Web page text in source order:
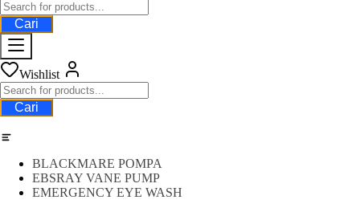
Cari
Wishlist
Cari
BLACKMARE POMPA
EBSRAY VANE PUMP
EMERGENCY EYE WASH